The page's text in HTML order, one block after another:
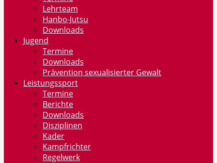
Lehrteam
Hanbo-Jutsu
Downloads
Jugend
Termine
Downloads
Prävention sexualisierter Gewalt
Leistungssport
Termine
Berichte
Downloads
Disziplinen
Kader
Kampfrichter
Regelwerk